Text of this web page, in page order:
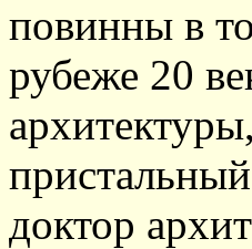
повинны в
рубеже 20
доктор